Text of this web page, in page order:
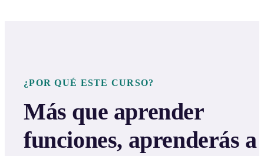
¿POR QUÉ ESTE CURSO?
Más que aprender
funciones, aprenderás a